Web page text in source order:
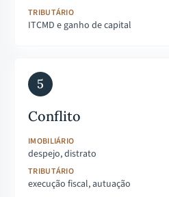
TRIBUTÁRIO
ITCMD e ganho de capital
5
Conflito
IMOBILIÁRIO
despejo, distrato
TRIBUTÁRIO
execução fiscal, autuação